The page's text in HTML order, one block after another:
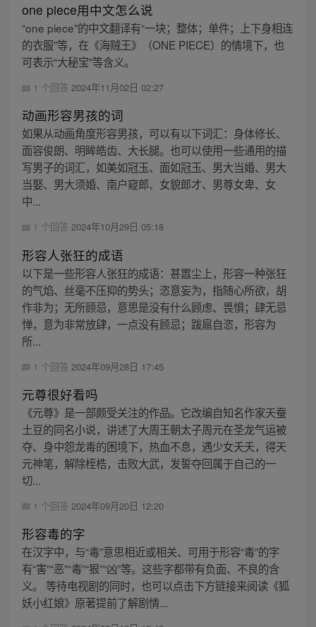
one piece用中文怎么说
“one piece”的中文翻译有“一块；整体；单件；上下身相连
的衣服”等，在《海贼王》（ONE PIECE）的情境下，也
可表示“大秘宝”等含义。
1 个回答 2024年11月02日 02:27
动画形容男孩的词
如果从动画角度形容男孩，可以有以下词汇：身体修长、
面容俊朗、明眸皓齿、大长腿。也可以使用一些通用的描
写男子的词汇，如美如冠玉、面如冠玉、男大当婚、男大
当娶、男大须婚、南户窥郎、女貌郎才、男尊女卑、女
中...
1 个回答 2024年10月29日 05:18
形容人张狂的成语
以下是一些形容人张狂的成语：甚嚣尘上，形容一种张狂
的气焰、丝毫不压抑的势头；恣意妄为，指随心所欲，胡
作非为；无所顾忌，意思是没有什么顾虑、畏惧；肆无忌
惮，意为非常放肆，一点没有顾忌；跋扈自恣，形容为
所...
1 个回答 2024年09月28日 17:45
元尊很好看吗
《元尊》是一部颇受关注的作品。它改编自知名作家天蚕
土豆的同名小说，讲述了大周王朝太子周元在圣龙气运被
夺、身中怨龙毒的困境下，热血不息，遇少女夭夭，得天
元神笔，解除桎梏，击败大武，发誓夺回属于自己的一
切...
1 个回答 2024年09月20日 12:20
形容毒的字
在汉字中，与“毒”意思相近或相关、可用于形容“毒”的字
有“害”“恶”“毒”“狠”“凶”等。这些字都带有负面、不良的含
义。 等待电视剧的同时，也可以点击下方链接来阅读《狐
妖小红娘》原著提前了解剧情...